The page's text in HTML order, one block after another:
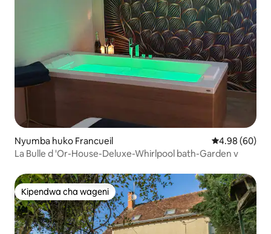
Nyumba huko Francueil Ukadiriaji wa
4.98 (60)
La Bulle d 'Or-House-Deluxe-Whirlpool bath-Garden v
Kipendwa cha wageni
Kipendwa cha wageni